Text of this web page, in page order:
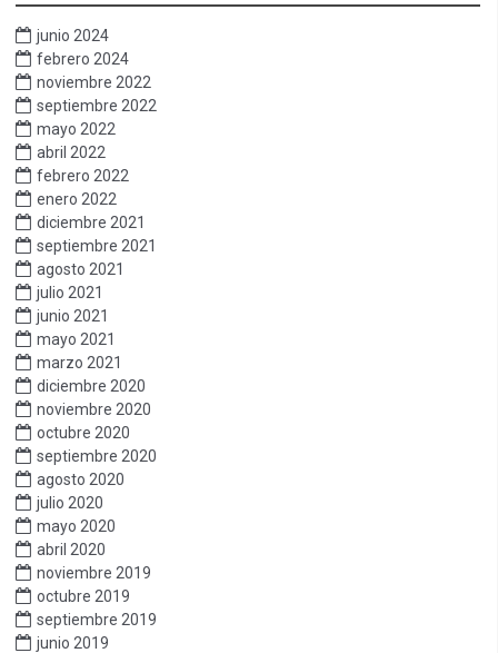
junio 2024
febrero 2024
noviembre 2022
septiembre 2022
mayo 2022
abril 2022
febrero 2022
enero 2022
diciembre 2021
septiembre 2021
agosto 2021
julio 2021
junio 2021
mayo 2021
marzo 2021
diciembre 2020
noviembre 2020
octubre 2020
septiembre 2020
agosto 2020
julio 2020
mayo 2020
abril 2020
noviembre 2019
octubre 2019
septiembre 2019
junio 2019